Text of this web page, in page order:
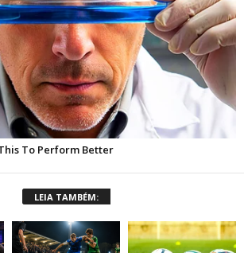
LEIA TAMBÉM: